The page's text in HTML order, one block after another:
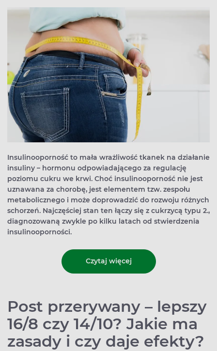
Insulinooporność to mała wrażliwość tkanek na działanie
insuliny – hormonu odpowiadającego za regulację
poziomu cukru we krwi. Choć insulinooporność nie jest
uznawana za chorobę, jest elementem tzw. zespołu
metabolicznego i może doprowadzić do rozwoju różnych
schorzeń. Najczęściej stan ten łączy się z cukrzycą typu 2.,
diagnozowaną zwykle po kilku latach od stwierdzenia
insulinooporności.
Czytaj więcej
Post przerywany – lepszy
16/8 czy 14/10? Jakie ma
zasady i czy daje efekty?